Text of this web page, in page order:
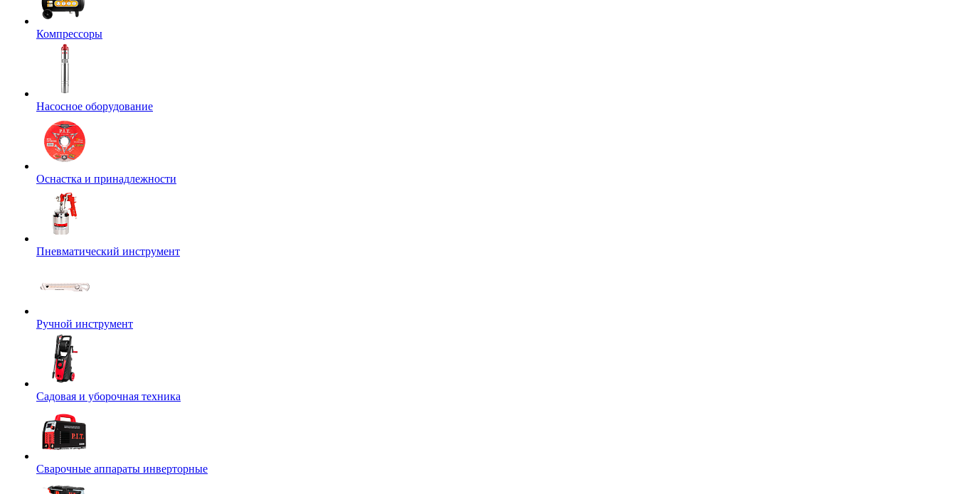
Компрессоры
Насосное оборудование
Оснастка и принадлежности
Пневматический инструмент
Ручной инструмент
Садовая и уборочная техника
Сварочные аппараты инверторные